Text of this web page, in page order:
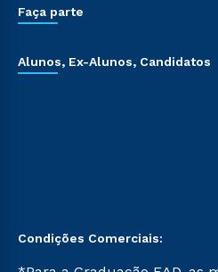
Faça parte
Alunos, Ex-Alunos, Candidatos
Condições Comerciais: